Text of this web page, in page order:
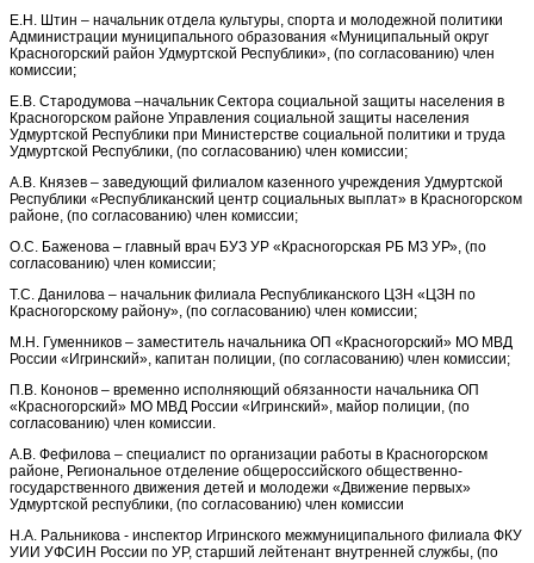
Е.Н. Штин – начальник отдела культуры, спорта и молодежной политики
Администрации муниципального образования «Муниципальный округ
Красногорский район Удмуртской Республики», (по согласованию) член
комиссии;
Е.В. Стародумова –начальник Сектора социальной защиты населения в
Красногорском районе Управления социальной защиты населения
Удмуртской Республики при Министерстве социальной политики и труда
Удмуртской Республики, (по согласованию) член комиссии;
А.В. Князев – заведующий филиалом казенного учреждения Удмуртской
Республики «Республиканский центр социальных выплат» в Красногорском
районе, (по согласованию) член комиссии;
О.С. Баженова – главный врач БУЗ УР «Красногорская РБ МЗ УР», (по
согласованию) член комиссии;
Т.С. Данилова – начальник филиала Республиканского ЦЗН «ЦЗН по
Красногорскому району», (по согласованию) член комиссии;
М.Н. Гуменников – заместитель начальника ОП «Красногорский» МО МВД
России «Игринский», капитан полиции, (по согласованию) член комиссии;
П.В. Кононов – временно исполняющий обязанности начальника ОП
«Красногорский» МО МВД России «Игринский», майор полиции, (по
согласованию) член комиссии.
А.В. Фефилова – специалист по организации работы в Красногорском
районе, Региональное отделение общероссийского общественно-
государственного движения детей и молодежи «Движение первых»
Удмуртской республики, (по согласованию) член комиссии
Н.А. Ральникова - инспектор Игринского межмуниципального филиала ФКУ
УИИ УФСИН России по УР, старший лейтенант внутренней службы, (по